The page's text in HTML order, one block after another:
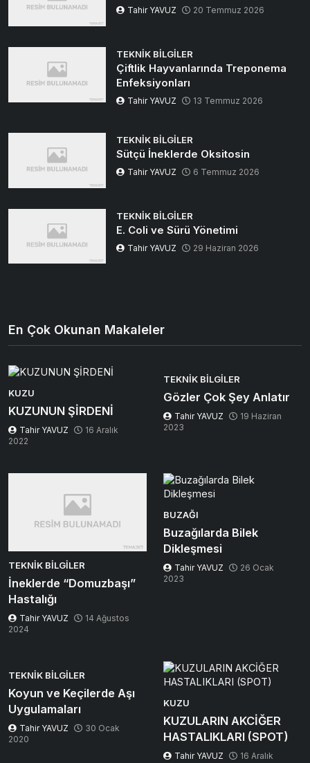
Tahir YAVUZ 20 Temmuz 2026
TEKNIK BILGILER
Çiftlik Hayvanlarında Treponema
Enfeksiyonları
Tahir YAVUZ 13 Temmuz 2026
TEKNIK BILGILER
Sütçü İneklerde Oksitosin
Tahir YAVUZ 6 Temmuz 2026
TEKNIK BILGILER
E. Coli ve Sürü Yönetimi
Tahir YAVUZ 29 Haziran 2026
En Çok Okunan Makaleler
KUZU
KUZUNUN ŞİRDENİ
Tahir YAVUZ
16 Aralık
2022
TEKNIK BILGILER
Gözler Çok Şey Anlatır
Tahir YAVUZ
19 Haziran
2023
TEKNIK BILGILER
İneklerde “Domuzbaşı”
Hastalığı
Tahir YAVUZ
14 Ağustos
2024
BUZAĞI
Buzağılarda Bilek
Dikleşmesi
Tahir YAVUZ
26 Ocak
2023
TEKNIK BILGILER
Koyun ve Keçilerde Aşı
Uygulamaları
Tahir YAVUZ
30 Ocak
2020
KUZU
KUZULARIN AKCİĞER
HASTALIKLARI (SPOT)
Tahir YAVUZ
16 Aralık